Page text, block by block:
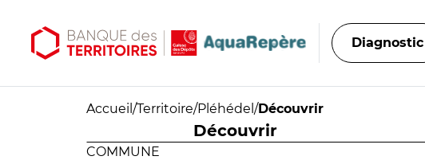
Diagnostic
Accueil /Territoire/Pléhédel /Découvrir
Découvrir
COMMUNE